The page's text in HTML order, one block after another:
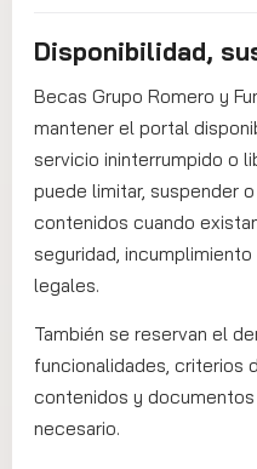
Disponibilidad,
Becas Grupo Romero y
mantener el portal
servicio ininterrumpido o
puede limitar, suspender
contenidos cuando
seguridad,
legales.
También se reservan el
funcionalidades, criterios
contenidos y
necesario.